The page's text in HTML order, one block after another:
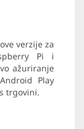
verzije za
Pi i
ažuriranje
Play
trgovini.